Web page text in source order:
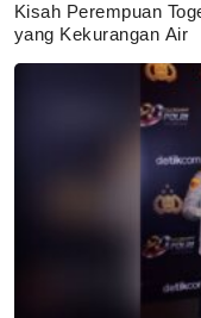
Kisah Perempuan
yang Kekurangan Air